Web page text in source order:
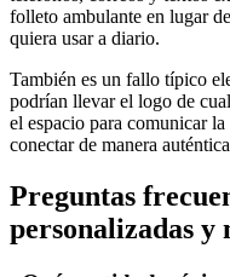
folleto ambulante en lugar
quiera usar a diario.
También es un fallo típico
podrían llevar el logo de
el espacio para comunicar
conectar de manera
Preguntas
personalizadas y